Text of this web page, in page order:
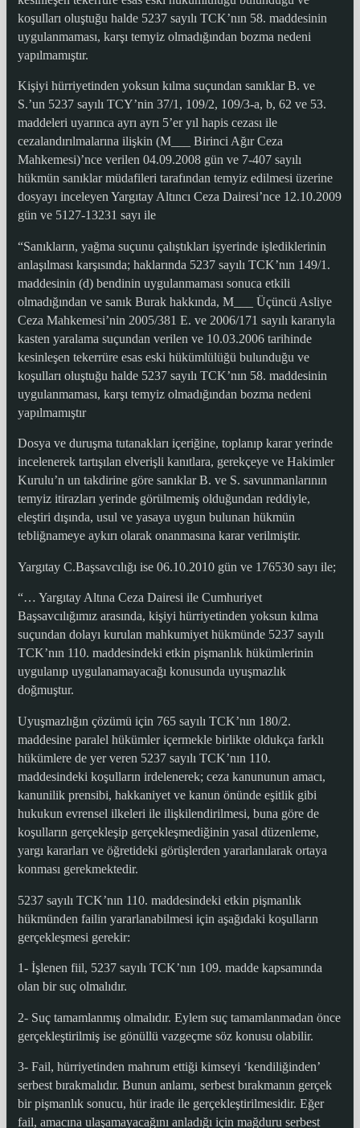
koşulları oluştuğu halde 5237 sayılı TCK’nın 58. maddesinin
uygulanmaması, karşı temyiz olmadığından bozma nedeni
yapılmamıştır.
Kişiyi hürriyetinden yoksun kılma suçundan sanıklar B. ve
S.’un 5237 sayılı TCY’nin 37/1, 109/2, 109/3-a, b, 62 ve 53.
maddeleri uyarınca ayrı ayrı 5’er yıl hapis cezası ile
cezalandırılmalarına ilişkin (M___ Birinci Ağır Ceza
Mahkemesi)’nce verilen 04.09.2008 gün ve 7-407 sayılı
hükmün sanıklar müdafileri tarafından temyiz edilmesi üzerine
dosyayı inceleyen Yargıtay Altıncı Ceza Dairesi’nce 12.10.2009
gün ve 5127-13231 sayı ile
“Sanıkların, yağma suçunu çalıştıkları işyerinde işlediklerinin
anlaşılması karşısında; haklarında 5237 sayılı TCK’nın 149/1.
maddesinin (d) bendinin uygulanmaması sonuca etkili
olmadığından ve sanık Burak hakkında, M___ Üçüncü Asliye
Ceza Mahkemesi’nin 2005/381 E. ve 2006/171 sayılı kararıyla
kasten yaralama suçundan verilen ve 10.03.2006 tarihinde
kesinleşen tekerrüre esas eski hükümlülüğü bulunduğu ve
koşulları oluştuğu halde 5237 sayılı TCK’nın 58. maddesinin
uygulanmaması, karşı temyiz olmadığından bozma nedeni
yapılmamıştır
Dosya ve duruşma tutanakları içeriğine, toplanıp karar yerinde
incelenerek tartışılan elverişli kanıtlara, gerekçeye ve Hakimler
Kurulu’n un takdirine göre sanıklar B. ve S. savunmanlarının
temyiz itirazları yerinde görülmemiş olduğundan reddiyle,
eleştiri dışında, usul ve yasaya uygun bulunan hükmün
tebliğnameye aykırı olarak onanmasına karar verilmiştir.
Yargıtay C.Başsavcılığı ise 06.10.2010 gün ve 176530 sayı ile;
“… Yargıtay Altına Ceza Dairesi ile Cumhuriyet
Başsavcılığımız arasında, kişiyi hürriyetinden yoksun kılma
suçundan dolayı kurulan mahkumiyet hükmünde 5237 sayılı
TCK’nın 110. maddesindeki etkin pişmanlık hükümlerinin
uygulanıp uygulanamayacağı konusunda uyuşmazlık
doğmuştur.
Uyuşmazlığın çözümü için 765 sayılı TCK’nın 180/2.
maddesine paralel hükümler içermekle birlikte oldukça farklı
hükümlere de yer veren 5237 sayılı TCK’nın 110.
maddesindeki koşulların irdelenerek; ceza kanununun amacı,
kanunilik prensibi, hakkaniyet ve kanun önünde eşitlik gibi
hukukun evrensel ilkeleri ile ilişkilendirilmesi, buna göre de
koşulların gerçekleşip gerçekleşmediğinin yasal düzenleme,
yargı kararları ve öğretideki görüşlerden yararlanılarak ortaya
konması gerekmektedir.
5237 sayılı TCK’nın 110. maddesindeki etkin pişmanlık
hükmünden failin yararlanabilmesi için aşağıdaki koşulların
gerçekleşmesi gerekir:
1- İşlenen fiil, 5237 sayılı TCK’nın 109. madde kapsamında
olan bir suç olmalıdır.
2- Suç tamamlanmış olmalıdır. Eylem suç tamamlanmadan önce
gerçekleştirilmiş ise gönüllü vazgeçme söz konusu olabilir.
3- Fail, hürriyetinden mahrum ettiği kimseyi ‘kendiliğinden’
serbest bırakmalıdır. Bunun anlamı, serbest bırakmanın gerçek
bir pişmanlık sonucu, hür irade ile gerçekleştirilmesidir. Eğer
fail, amacına ulaşamayacağını anladığı için mağduru serbest